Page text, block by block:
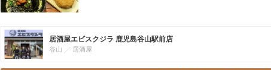
居酒屋エビスクジラ 鹿児島谷山駅前店
谷山 居酒屋